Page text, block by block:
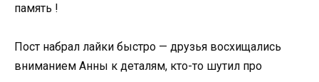
память !
Пост набрал лайки быстро — друзья восхищались
вниманием Анны к деталям, кто-то шутил про